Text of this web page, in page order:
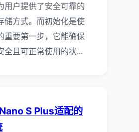
用户提供了安全可靠的
储方式。而初始化是使
重要第一步，它能确保
全且可正常使用的状...
S Plus适配的